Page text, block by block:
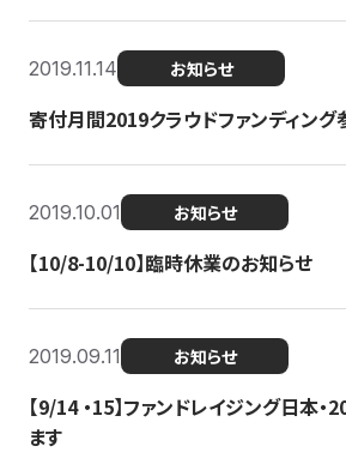
2019.11.14 お知らせ
寄付月間2019クラウドファンディン
2019.10.01 お知らせ
【10/8-10/10】臨時休業のお知らせ
2019.09.11 お知らせ
【9/14 ・15】ファンドレイジング日本・
ます